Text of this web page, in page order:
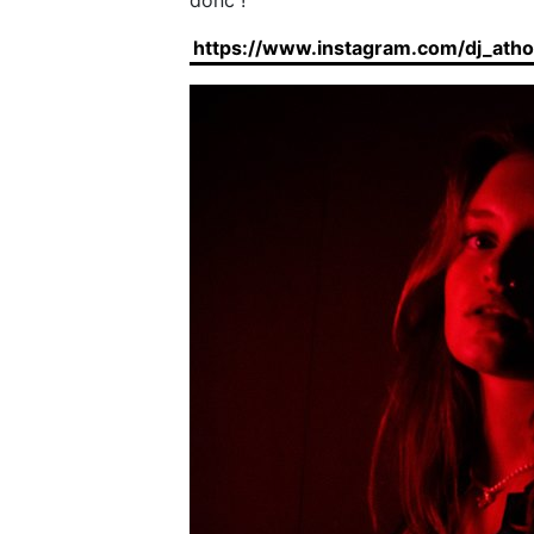
https://www.instagram.com/